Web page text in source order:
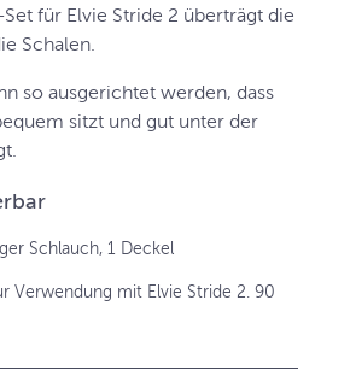
Set für Elvie Stride 2 überträgt die
Schalen.
so ausgerichtet werden, dass
sitzt und gut unter der
Schlauch, 1 Deckel
Verwendung mit Elvie Stride 2. 90